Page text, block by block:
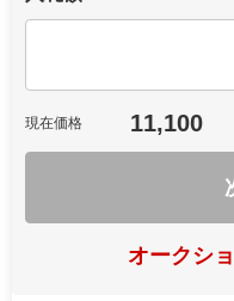
現在価格 11,100
オークシ